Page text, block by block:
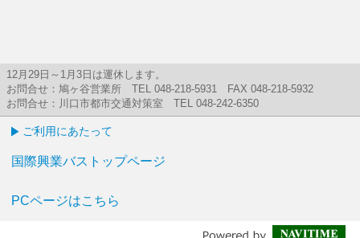
12月29日～1月3日は運休します。
お問合せ：鳩ヶ谷営業所 TEL 048-218-5931 FAX 048-218-5932
お問合せ：川口市都市交通対策室 TEL 048-242-6350
ご利用にあたって
国際興業バストップページ
PCページはこちら